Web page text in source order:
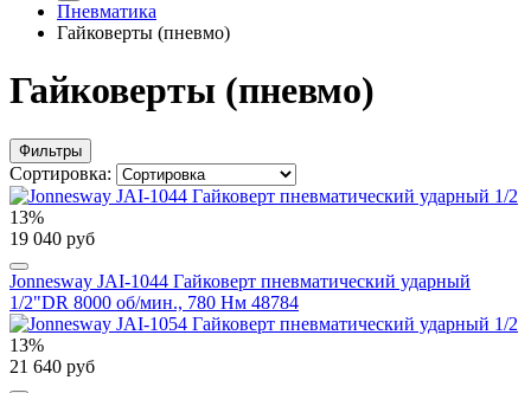
Пневматика
Гайковерты (пневмо)
Гайковерты (пневмо)
Фильтры
Сортировка:
13%
19 040 руб
Jonnesway JAI-1044 Гайковерт пневматический ударный
1/2"DR 8000 об/мин., 780 Нм 48784
13%
21 640 руб